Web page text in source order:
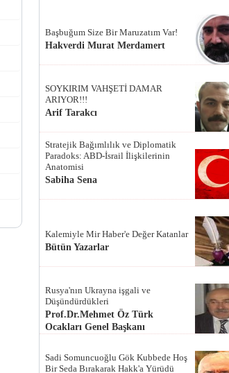
Başbuğum Size Bir Maruzatım Var!
Hakverdi Murat Merdamert
SOYKIRIM VAHŞETİ DAMAR
ARIYOR!!!
Arif Tarakcı
Stratejik Bağımlılık ve Diplomatik
Paradoks: ABD-İsrail İlişkilerinin
Anatomisi
Sabiha Sena
Kalemiyle Mir Haber'e Değer Katanlar
Bütün Yazarlar
Rusya'nın Ukrayna işgali ve
Düşündürdükleri
Prof.Dr.Mehmet Öz Türk
Ocakları Genel Başkanı
Sadi Somuncuoğlu Gök Kubbede Hoş
Bir Seda Bırakarak Hakk'a Yürüdü